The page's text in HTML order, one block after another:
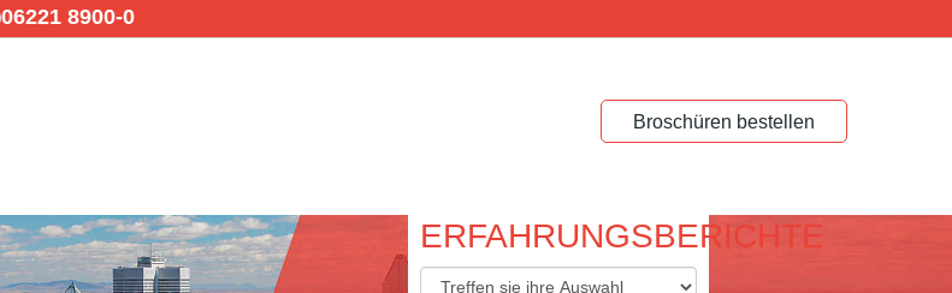
06221 8900-0
Broschüren bestellen
ERFAHRUNGSBERICHTE